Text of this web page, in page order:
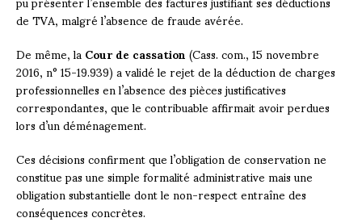
de TVA, malgré l’absence de fraude avérée.
De même, laCour de cassation(Cass. com., 15 novembre
2016, n° 15-19.939) a validé le rejet de la déduction de charges
professionnelles en l’absence des pièces justificatives
correspondantes, que le contribuable affirmait avoir perdues
lors d’un déménagement.
Ces décisions confirment que l’obligation de conservation ne
constitue pas une simple formalité administrative mais une
obligation substantielle dont le non-respect entraîne des
conséquences concrètes.